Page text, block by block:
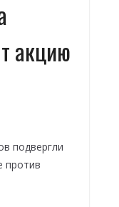
акцию
подвергли
против